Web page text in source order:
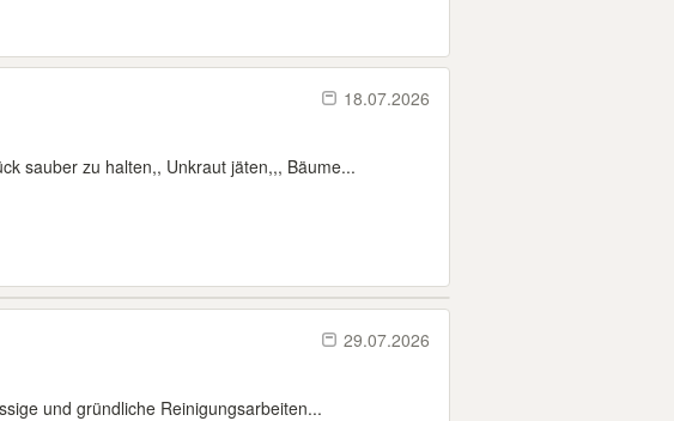
18.07.2026
sauber zu halten,, Unkraut jäten,,, Bäume...
29.07.2026
und gründliche Reinigungsarbeiten...